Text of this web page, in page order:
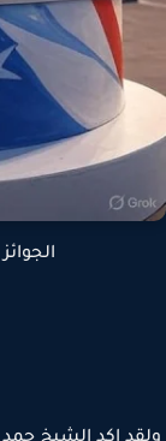
الجوائز